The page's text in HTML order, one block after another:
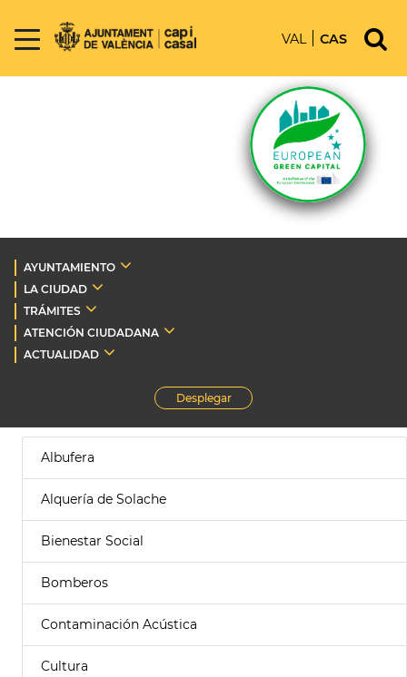
VAL CAS
AYUNTAMIENTO
LA CIUDAD
TRÁMITES
ATENCIÓN CIUDADANA
ACTUALIDAD
Desplegar
Albufera
Alquería de Solache
Bienestar Social
Bomberos
Contaminación Acústica
Cultura